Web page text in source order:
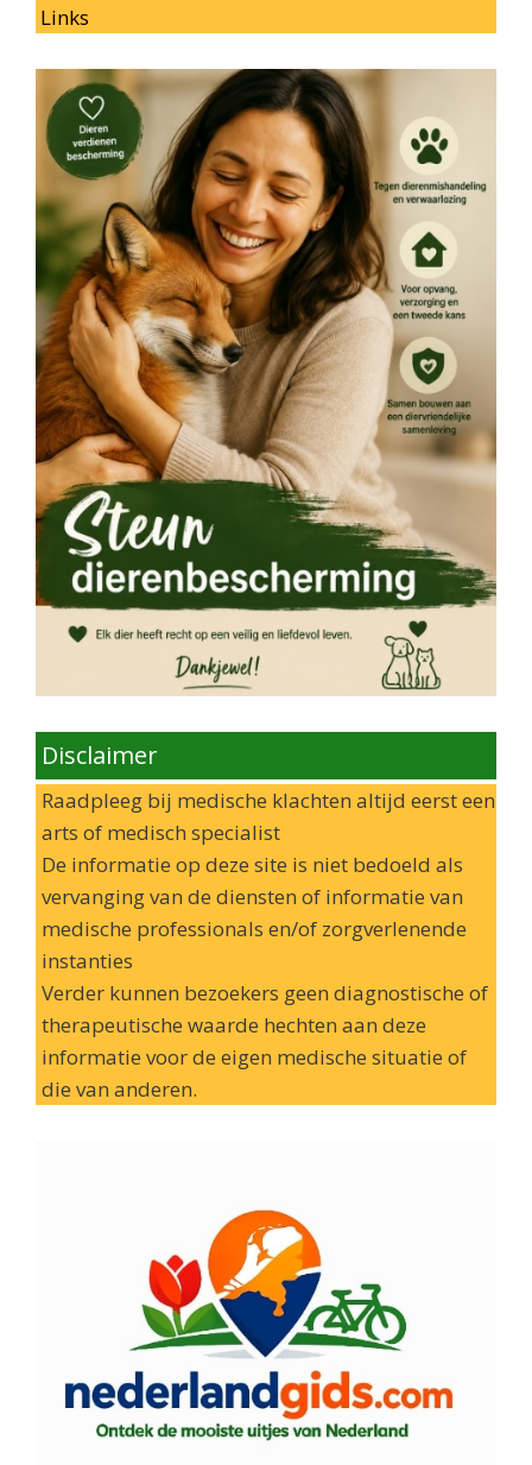
Links
Disclaimer
Raadpleeg bij medische klachten altijd eerst een
arts of medisch specialist
De informatie op deze site is niet bedoeld als
vervanging van de diensten of informatie van
medische professionals en/of zorgverlenende
instanties
Verder kunnen bezoekers geen diagnostische of
therapeutische waarde hechten aan deze
informatie voor de eigen medische situatie of
die van anderen.